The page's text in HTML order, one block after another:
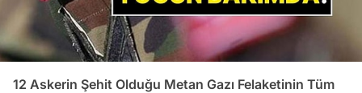
12 Askerin Şehit Olduğu Metan Gazı Felaketinin Tüm